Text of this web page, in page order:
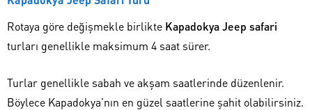
Rotaya göre değişmekle birlikte Kapadokya Jeep safari
turları genellikle maksimum 4 saat sürer.
Turlar genellikle sabah ve akşam saatlerinde düzenlenir.
Böylece Kapadokya’nın en güzel saatlerine şahit olabilirsiniz.